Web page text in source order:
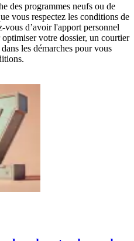
des programmes neufs ou de
vous respectez les conditions de
vous d’avoir l'apport personnel
votre dossier, un courtier
les démarches pour vous